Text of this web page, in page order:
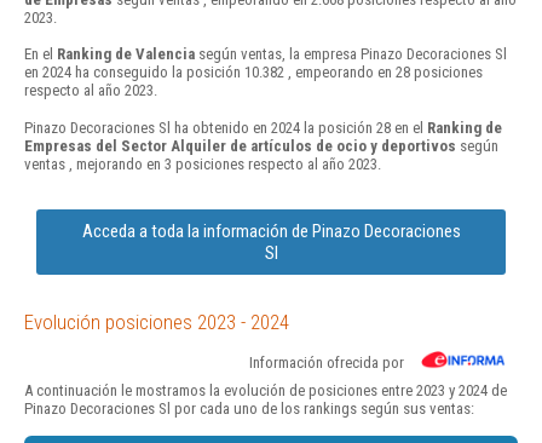
2023.
En el Ranking de Valencia según ventas, la empresa Pinazo Decoraciones Sl
en 2024 ha conseguido la posición 10.382 , empeorando en 28 posiciones
respecto al año 2023.
Pinazo Decoraciones Sl ha obtenido en 2024 la posición 28 en el Ranking de
Empresas del Sector Alquiler de artículos de ocio y deportivos según
ventas , mejorando en 3 posiciones respecto al año 2023.
Acceda a toda la información de Pinazo Decoraciones
Sl
Evolución posiciones 2023 - 2024
Información ofrecida por
A continuación le mostramos la evolución de posiciones entre 2023 y 2024 de
Pinazo Decoraciones Sl por cada uno de los rankings según sus ventas: